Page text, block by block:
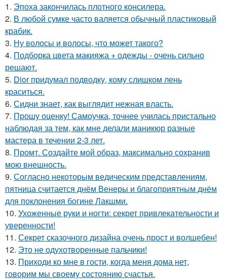
1. Эпоха закончилась плотного консилера.
2. В любой сумке часто валяется обычный пластиковый
крабик.
3. Ну волосы и волосы, что может такого?
4. Подборка цвета макияжа + одежды - очень сильно
решают.
5. Dior придумал подводку, кому слишком лень
краситься.
6. Сидни знает, как выглядит нежная власть.
7. Прошу оценку! Самоучка, точнее училась пристально
наблюдая за тем, как мне делали маникюр разные
мастера в течении 2-3 лет.
8. Промт. Создайте мой образ, максимально сохранив
мою внешность.
9. Согласно некоторым ведическим представлениям,
пятница считается днём Венеры и благоприятным днём
для поклонения богине Лакшми.
10. Ухоженные руки и ногти: секрет привлекательности и
уверенности!
11. Секрет сказочного дизайна очень прост и волшебен!
12. Это не одухотворенные пальчики!
13. Приходи ко мне в гости, когда меня дома нет,
говорим мы своему состоянию счастья.